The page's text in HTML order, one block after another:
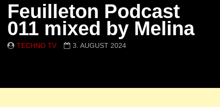
Feuilleton Podcast
011 mixed by Melina
TECHNO TV 3. AUGUST 2024